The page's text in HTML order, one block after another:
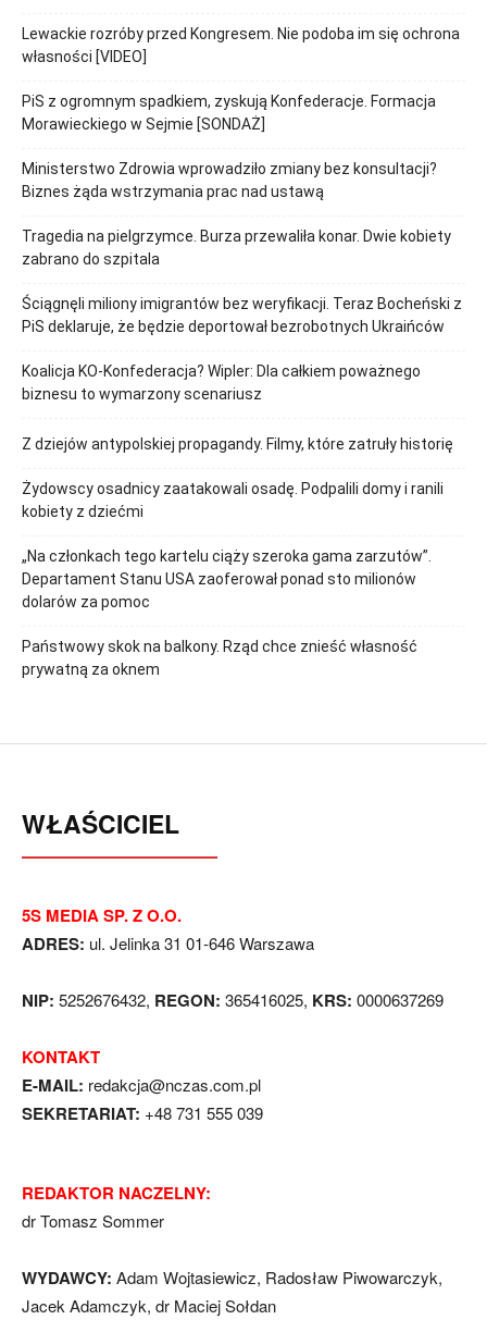
Lewackie rozróby przed Kongresem. Nie podoba im się ochrona
własności [VIDEO]
PiS z ogromnym spadkiem, zyskują Konfederacje. Formacja
Morawieckiego w Sejmie [SONDAŻ]
Ministerstwo Zdrowia wprowadziło zmiany bez konsultacji?
Biznes żąda wstrzymania prac nad ustawą
Tragedia na pielgrzymce. Burza przewaliła konar. Dwie kobiety
zabrano do szpitala
Ściągnęli miliony imigrantów bez weryfikacji. Teraz Bocheński z
PiS deklaruje, że będzie deportował bezrobotnych Ukraińców
Koalicja KO-Konfederacja? Wipler: Dla całkiem poważnego
biznesu to wymarzony scenariusz
Z dziejów antypolskiej propagandy. Filmy, które zatruły historię
Żydowscy osadnicy zaatakowali osadę. Podpalili domy i ranili
kobiety z dziećmi
„Na członkach tego kartelu ciąży szeroka gama zarzutów”.
Departament Stanu USA zaoferował ponad sto milionów
dolarów za pomoc
Państwowy skok na balkony. Rząd chce znieść własność
prywatną za oknem
WŁAŚCICIEL
5S MEDIA SP. Z O.O.
ADRES: ul. Jelinka 31 01-646 Warszawa
NIP: 5252676432, REGON: 365416025, KRS: 0000637269
KONTAKT
E-MAIL: redakcja@nczas.com.pl
SEKRETARIAT: +48 731 555 039
REDAKTOR NACZELNY:
dr Tomasz Sommer
WYDAWCY: Adam Wojtasiewicz, Radosław Piwowarczyk,
Jacek Adamczyk, dr Maciej Sołdan